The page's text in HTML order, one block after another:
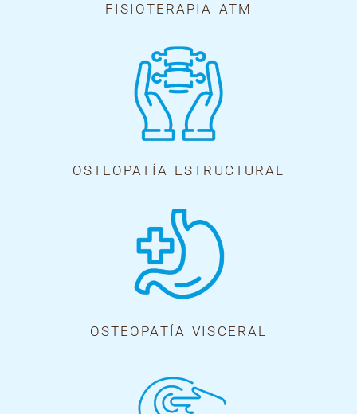
FISIOTERAPIA ATM
OSTEOPATÍA ESTRUCTURAL
OSTEOPATÍA VISCERAL